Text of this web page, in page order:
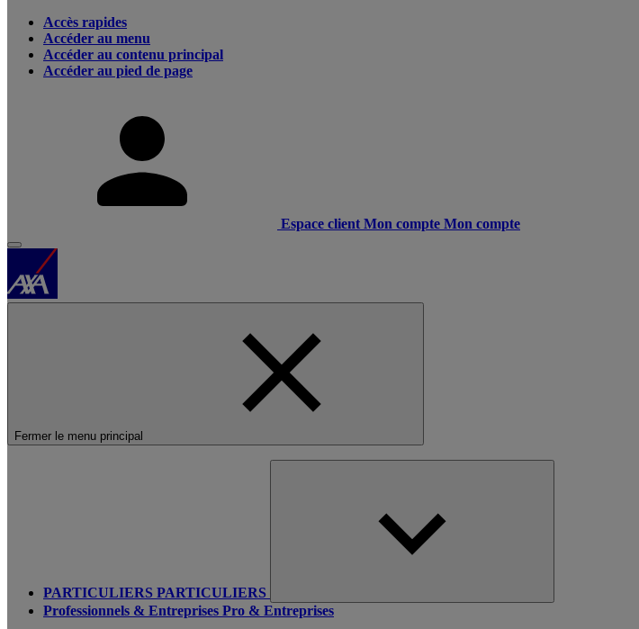
Accès rapides
Accéder au menu
Accéder au contenu principal
Accéder au pied de page
Espace client Mon compte Mon compte
Fermer le menu principal
PARTICULIERS PARTICULIERS
Professionnels & Entreprises Pro & Entreprises